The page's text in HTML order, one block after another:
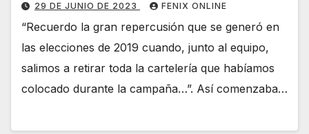
29 DE JUNIO DE 2023 FENIX ONLINE
“Recuerdo la gran repercusión que se generó en
las elecciones de 2019 cuando, junto al equipo,
salimos a retirar toda la cartelería que habíamos
colocado durante la campaña…”. Así comenzaba…